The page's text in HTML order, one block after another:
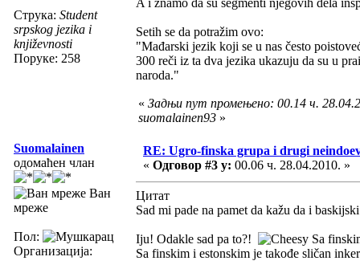
Струка: Student
srpskog jezika i
književnosti
Поруке: 258
Setih se da potražim ovo:
"Mađarski jezik koji se u nas često
300 reči iz ta dva jezika ukazuju da su u
naroda."
« Задњи пут промењено: 00.14 ч.
suomalainen93 »
Suomalainen
одомаћен члан
Ван
мреже
Пол:
Организација:
RE: Ugro-finska grupa i drugi
« Одговор #3 у: 00.06 ч. 28.04.2010. »
Цитат
Sad mi pade na pamet da kažu da i
Iju! Odakle sad pa to?!
Sa
Sa finskim i estonskim je takođe sličan